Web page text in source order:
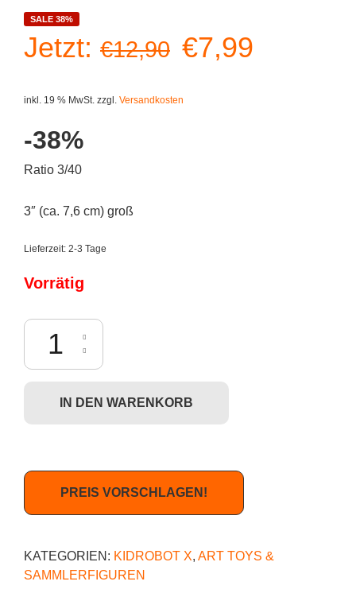
SALE 38%
Jetzt: €12,90
Preis
€7,99
inkl. 19 % MwSt. zzgl. Versandkosten
-38%
Ratio 3/40
3″ (ca. 7,6 cm) groß
Lieferzeit: 2-3 Tage
Vorrätig
Kidrobot x DC Universe - The Joker Menge
IN DEN WARENKORB
PREIS VORSCHLAGEN!
KATEGORIEN: KIDROBOT X, ART TOYS &
SAMMLERFIGUREN